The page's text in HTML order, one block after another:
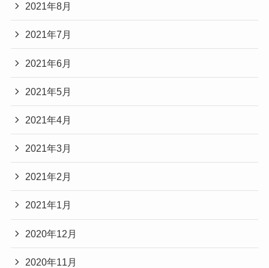
2021年8月
2021年7月
2021年6月
2021年5月
2021年4月
2021年3月
2021年2月
2021年1月
2020年12月
2020年11月